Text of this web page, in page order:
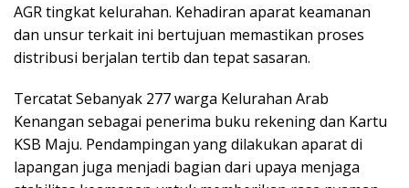
AGR tingkat kelurahan. Kehadiran aparat keamanan
dan unsur terkait ini bertujuan memastikan proses
distribusi berjalan tertib dan tepat sasaran.
Tercatat Sebanyak 277 warga Kelurahan Arab
Kenangan sebagai penerima buku rekening dan Kartu
KSB Maju. Pendampingan yang dilakukan aparat di
lapangan juga menjadi bagian dari upaya menjaga